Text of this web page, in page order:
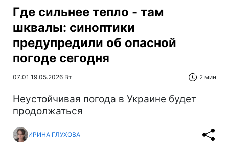
Где сильнее тепло - там
шквалы: синоптики
предупредили об опасной
погоде сегодня
07:01 19.05.2026 Вт 2 мин
Неустойчивая погода в Украине будет
продолжаться
ИРИНА ГЛУХОВА